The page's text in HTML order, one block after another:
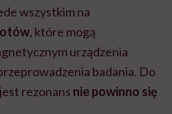
wszystkim na
, które mogą
urządzenia
badania. Do
rezonans nie powinno się